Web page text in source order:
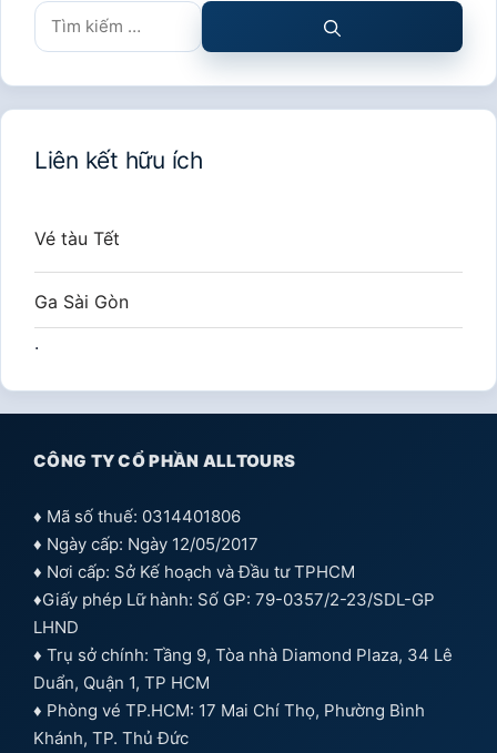
Tìm
kiếm
Liên kết hữu ích
Vé tàu Tết
Ga Sài Gòn
.
CÔNG TY CỔ PHẦN ALLTOURS
♦ Mã số thuế: 0314401806
♦ Ngày cấp: Ngày 12/05/2017
♦ Nơi cấp: Sở Kế hoạch và Đầu tư TPHCM
♦Giấy phép Lữ hành: Số GP: 79-0357/2-23/SDL-GP
LHND
♦ Trụ sở chính: Tầng 9, Tòa nhà Diamond Plaza, 34 Lê
Duẩn, Quận 1, TP HCM
♦ Phòng vé TP.HCM: 17 Mai Chí Thọ, Phường Bình
Khánh, TP. Thủ Đức